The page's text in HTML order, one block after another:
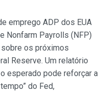
emprego ADP dos EUA
Nonfarm Payrolls (NFP)
os próximos
Reserve. Um relatório
esperado pode reforçar a
do Fed,